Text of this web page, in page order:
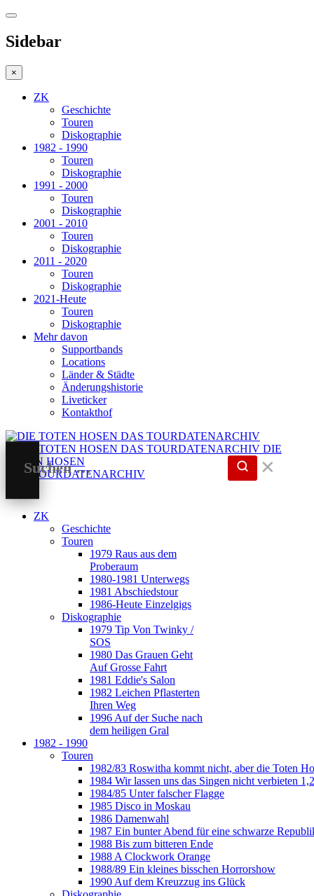
Sidebar
×
ZK
Geschichte
Touren
Diskographie
1982 - 1990
Touren
Diskographie
1991 - 2000
Touren
Diskographie
2001 - 2010
Touren
Diskographie
2011 - 2020
Touren
Diskographie
2021-Heute
Touren
Diskographie
Mehr davon
Supportbands
Locations
Länder & Städte
Änderungshistorie
Liveticker
Kontakthof
DIE
TOTEN HOSEN
DAS TOURDATENARCHIV
✕
ZK
Geschichte
Touren
1979 Raus aus dem
Proberaum
1980-1981 Unterwegs
1981 Abschiedstour
1986-Heute Einzelgigs
Diskographie
1979 Tip Von Twinky /
SOS
1980 Das Grauen Geht
Auf Grosse Fahrt
1981 Eddie's Salon
1982 Leichen Pflasterten
Ihren Weg
1996 Auf der Suche nach
dem heiligen Gral
1982 - 1990
Touren
1982/83 Roswitha kommt nicht, aber die Toten
1984 Wir lassen uns das Singen nicht verbieten
1984/85 Unter falscher Flagge
1985 Disco in Moskau
1986 Damenwahl
1987 Ein bunter Abend für eine schwarze
1988 Bis zum bitteren Ende
1988 A Clockwork Orange
1988/89 Ein kleines bisschen Horrorshow
1990 Auf dem Kreuzzug ins Glück